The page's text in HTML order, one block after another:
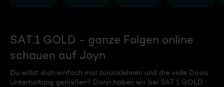
SAT.1 GOLD - ganze Folgen online
schauen auf Joyn
Du willst dich einfach mal zurücklehnen und die volle Dosis
Unterhaltung genießen? Dann haben wir bei SAT.1 GOLD